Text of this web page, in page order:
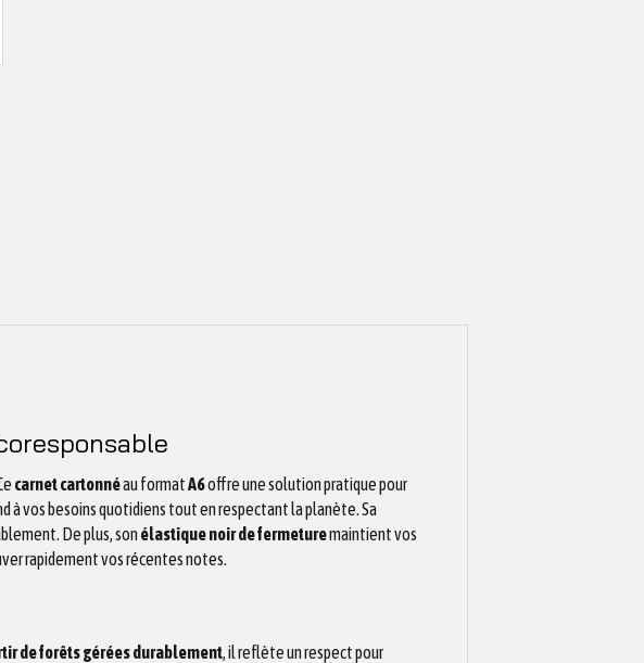
carnet cartonnéau formatA6offre une solution pratique pour
à vos besoins quotidiens tout en respectant la planète. Sa
De plus, sonélastique noir de fermeturemaintient vos
rapidement vos récentes notes.
de forêts gérées durablement , il reflète un respect pour